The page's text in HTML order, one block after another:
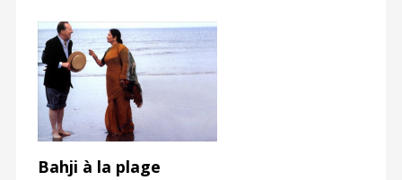
Bahji à la plage